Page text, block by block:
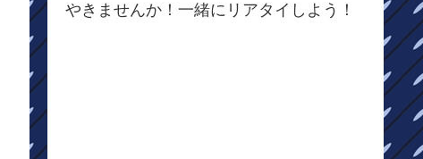
やきませんか！一緒にリアタイしよう！